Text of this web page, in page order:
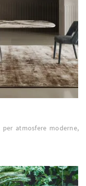
atmosfere moderne,